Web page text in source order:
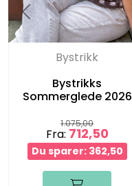
Bystrikk
Bystrikks
Sommerglede 2026
1.075,00
Fra: 712,50
Du sparer: 362,50